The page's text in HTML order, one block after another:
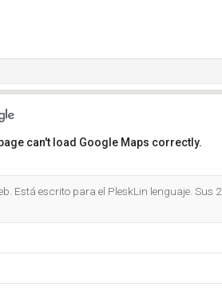
can't load Google Maps correctly.
Está escrito para el PleskLin lenguaje. Sus 2